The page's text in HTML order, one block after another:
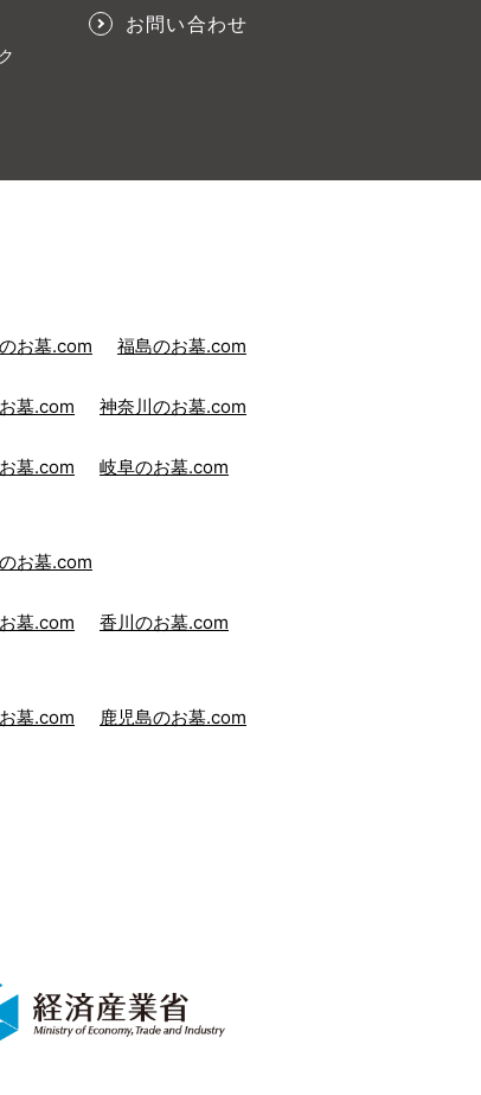
お問い合わせ
お墓.com 福島のお墓.com
墓.com 神奈川のお墓.com
墓.com
岐阜のお墓.com
お墓.com
墓.com
香川のお墓.com
墓.com
鹿児島のお墓.com